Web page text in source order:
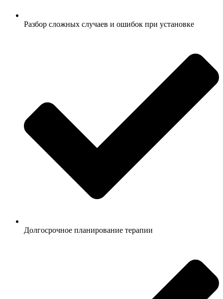
Разбор сложных случаев и ошибок при установке
Долгосрочное планирование терапии